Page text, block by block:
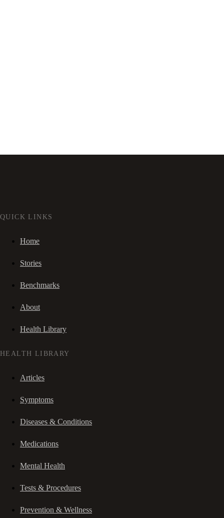
QUICK LINKS
Home
Stories
Benchmarks
About
Health Library
HEALTH LIBRARY
Articles
Symptoms
Diseases & Conditions
Medications
Mental Health
Tests & Procedures
Prevention & Wellness